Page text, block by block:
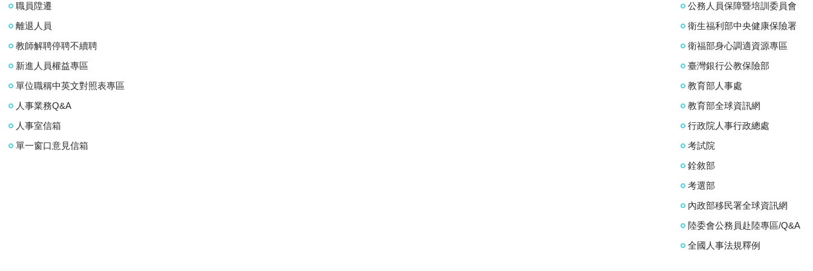
職員陞遷
離退人員
教師解聘停聘不續聘
新進人員權益專區
單位職稱中英文對照表專區
人事業務Q&A
人事室信箱
單一窗口意見信箱
公務人員保障暨培訓委員會
衛生福利部中央健康保險署
衛福部身心調適資源專區
臺灣銀行公教保險部
教育部人事處
教育部全球資訊網
行政院人事行政總處
考試院
銓敘部
考選部
內政部移民署全球資訊網
陸委會公務員赴陸專區/Q&A
全國人事法規釋例